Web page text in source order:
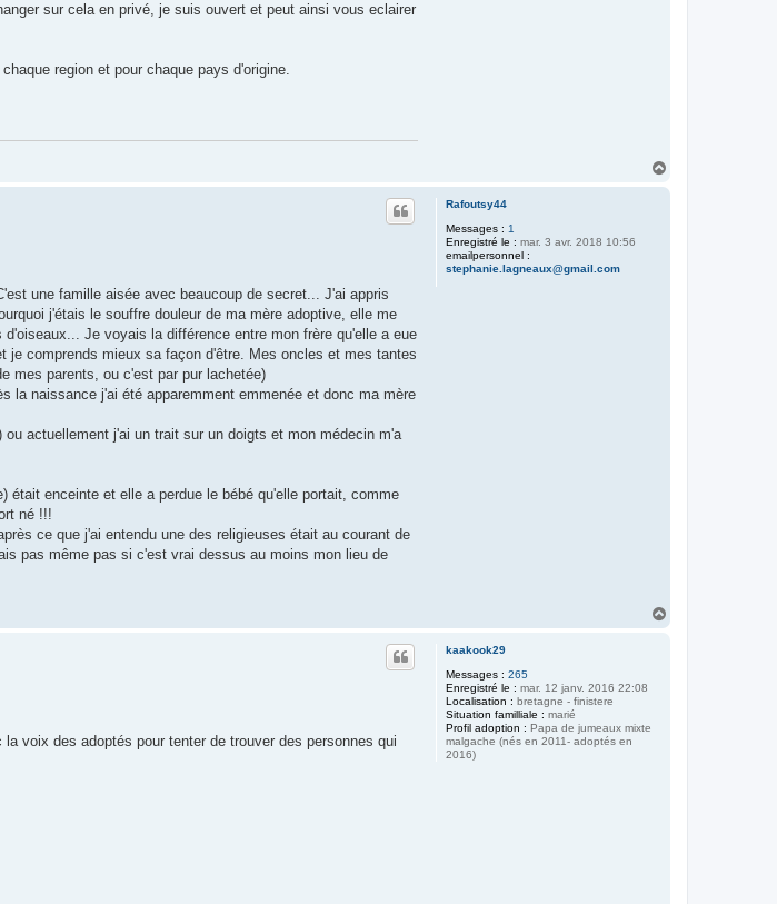
sur cela en privé, je suis ouvert et peut ainsi vous eclairer
region et pour chaque pays d'origine.
Rafoutsy44
Messages : 1
Enregistré le : mar. 3 avr. 2018 10:56
emailpersonnel :
stephanie.lagneaux@gmail.com
une famille aisée avec beaucoup de secret... J'ai appris
j'étais le souffre douleur de ma mère adoptive, elle me
Je voyais la différence entre mon frère qu'elle a eue
je comprends mieux sa façon d'être. Mes oncles et mes tantes
mes parents, ou c'est par pur lachetée)
la naissance j'ai été apparemment emmenée et donc ma mère
actuellement j'ai un trait sur un doigts et mon médecin m'a
était enceinte et elle a perdue le bébé qu'elle portait, comme
né !!!
ce que j'ai entendu une des religieuses était au courant de
pas même pas si c'est vrai dessus au moins mon lieu de
kaakook29
Messages : 265
Enregistré le : mar. 12 janv. 2016 22:08
Localisation : bretagne - finistere
Situation familliale : marié
Profil adoption : Papa de jumeaux mixte
malgache (nés en 2011- adoptés en
2016)
voix des adoptés pour tenter de trouver des personnes qui